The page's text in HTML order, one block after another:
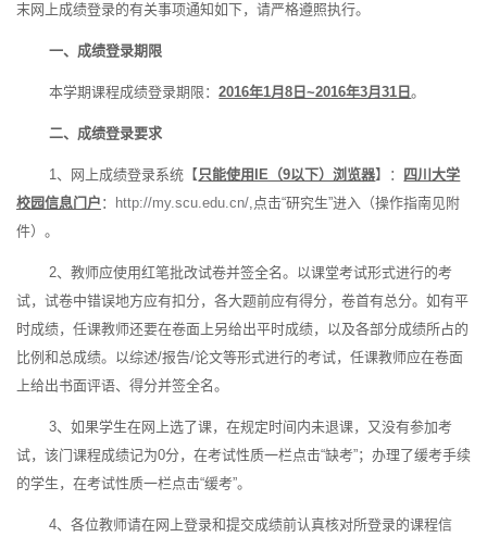
末网上成绩登录的有关事项通知如下，请严格遵照执行。
一、成绩登录期限
本学期课程成绩登录期限：2016年1月8日~2016年3月31日。
二、成绩登录要求
1、网上成绩登录系统【 只能使用IE（9以下）浏览器】：
四川大学
校园信息门户 ： http://my.scu.edu.cn/,点击“研究生”进入（操作指南见附
件）。
2、教师应使用红笔批改试卷并签全名。以课堂考试形式进行的考
试，试卷中错误地方应有扣分，各大题前应有得分，卷首有总分。如有平
时成绩，任课教师还要在卷面上另给出平时成绩，以及各部分成绩所占的
比例和总成绩。以综述/报告/论文等形式进行的考试，任课教师应在卷面
上给出书面评语、得分并签全名。
3、如果学生在网上选了课，在规定时间内未退课，又没有参加考
试，该门课程成绩记为0分，在考试性质一栏点击“缺考”；办理了缓考手续
的学生，在考试性质一栏点击“缓考”。
4、各位教师请在网上登录和提交成绩前认真核对所登录的课程信